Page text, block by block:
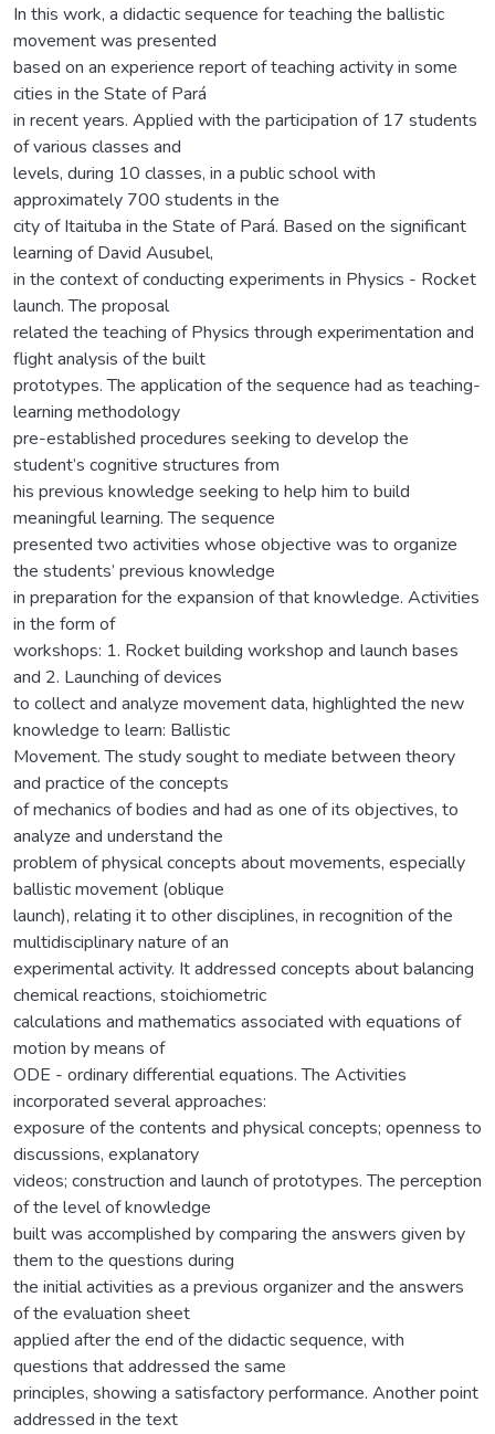
In this work, a didactic sequence for teaching the ballistic
movement was presented
based on an experience report of teaching activity in some
cities in the State of Pará
in recent years. Applied with the participation of 17 students
of various classes and
levels, during 10 classes, in a public school with
approximately 700 students in the
city of Itaituba in the State of Pará. Based on the significant
learning of David Ausubel,
in the context of conducting experiments in Physics - Rocket
launch. The proposal
related the teaching of Physics through experimentation and
flight analysis of the built
prototypes. The application of the sequence had as teaching-
learning methodology
pre-established procedures seeking to develop the
student’s cognitive structures from
his previous knowledge seeking to help him to build
meaningful learning. The sequence
presented two activities whose objective was to organize
the students’ previous knowledge
in preparation for the expansion of that knowledge. Activities
in the form of
workshops: 1. Rocket building workshop and launch bases
and 2. Launching of devices
to collect and analyze movement data, highlighted the new
knowledge to learn: Ballistic
Movement. The study sought to mediate between theory
and practice of the concepts
of mechanics of bodies and had as one of its objectives, to
analyze and understand the
problem of physical concepts about movements, especially
ballistic movement (oblique
launch), relating it to other disciplines, in recognition of the
multidisciplinary nature of an
experimental activity. It addressed concepts about balancing
chemical reactions, stoichiometric
calculations and mathematics associated with equations of
motion by means of
ODE - ordinary differential equations. The Activities
incorporated several approaches:
exposure of the contents and physical concepts; openness to
discussions, explanatory
videos; construction and launch of prototypes. The perception
of the level of knowledge
built was accomplished by comparing the answers given by
them to the questions during
the initial activities as a previous organizer and the answers
of the evaluation sheet
applied after the end of the didactic sequence, with
questions that addressed the same
principles, showing a satisfactory performance. Another point
addressed in the text